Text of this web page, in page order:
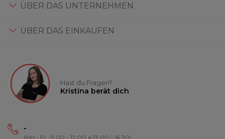
ÜBER DAS UNTERNEHMEN
ÜBER DAS EINKAUFEN
Hast du Fragen?
Kristina berät dich
-
(Mo - Fr.: 9:00 - 12:00 a 13:00 - 16:30)